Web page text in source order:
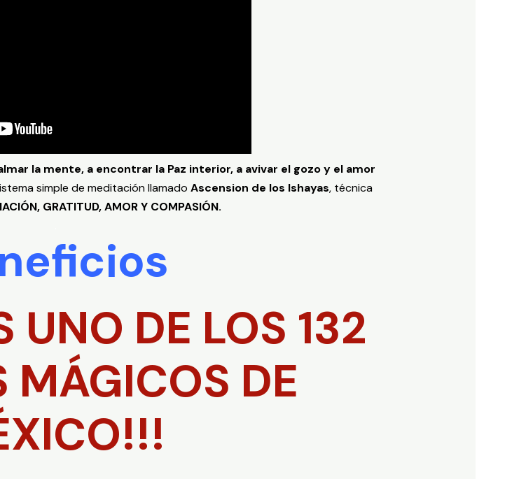
la mente, a encontrar la Paz interior, a avivar el gozo y el amor
simple de meditación llamado Ascension de los Ishayas, técnica
GRATITUD, AMOR Y COMPASIÓN.
UNO DE LOS 132
MÁGICOS DE